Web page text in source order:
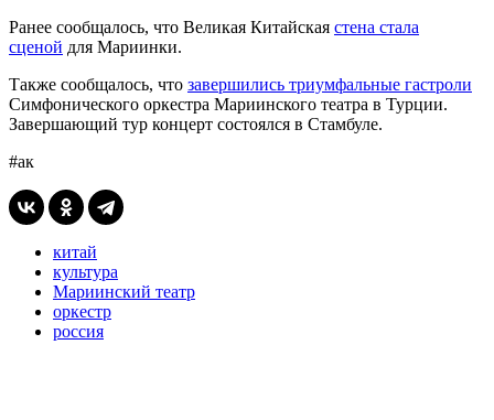
Ранее сообщалось, что Великая Китайская стена стала
сценой для Мариинки.
Также сообщалось, что завершились триумфальные гастроли
Симфонического оркестра Мариинского театра в Турции.
Завершающий тур концерт состоялся в Стамбуле.
#ак
китай
культура
Мариинский театр
оркестр
россия